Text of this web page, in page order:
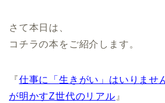
さて本日は、
コチラの本をご紹介します。
『仕事に「生きがい」はいりませ
が明かすZ世代のリアル 』